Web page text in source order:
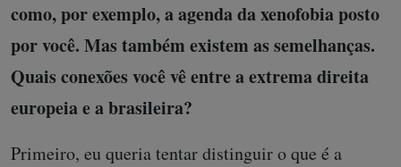
como, por exemplo, a agenda da xenofobia posto
por você. Mas também existem as semelhanças.
Quais conexões você vê entre a extrema direita
europeia e a brasileira?
Primeiro, eu queria tentar distinguir o que é a